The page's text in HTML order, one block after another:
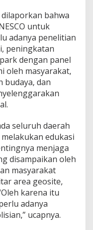
bahwa
untuk
adanya penelitian
peningkatan
dengan panel
oleh masyarakat,
budaya, dan
seluruh daerah
edukasi
menjaga
disampaikan oleh
masyarakat
area geosite,
karena itu
adanya
ucapnya.